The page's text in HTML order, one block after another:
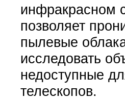
инфракрасном
позволяет
пылевые
исследовать
недоступные
телескопов.